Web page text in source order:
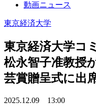
動画ニュース
東京経済大学
東京経済大学コ
松永智子准教授
芸賞贈呈式に出
2025.12.09 13:00